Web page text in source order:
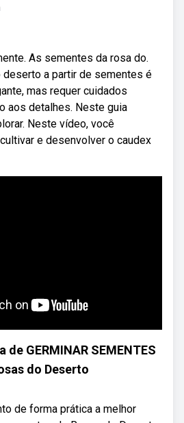
As sementes da rosa do.
a partir de sementes é
mas requer cuidados
aos detalhes. Neste guia
Neste vídeo, você
e desenvolver o caudex
GERMINAR SEMENTES
do Deserto
de forma prática a melhor